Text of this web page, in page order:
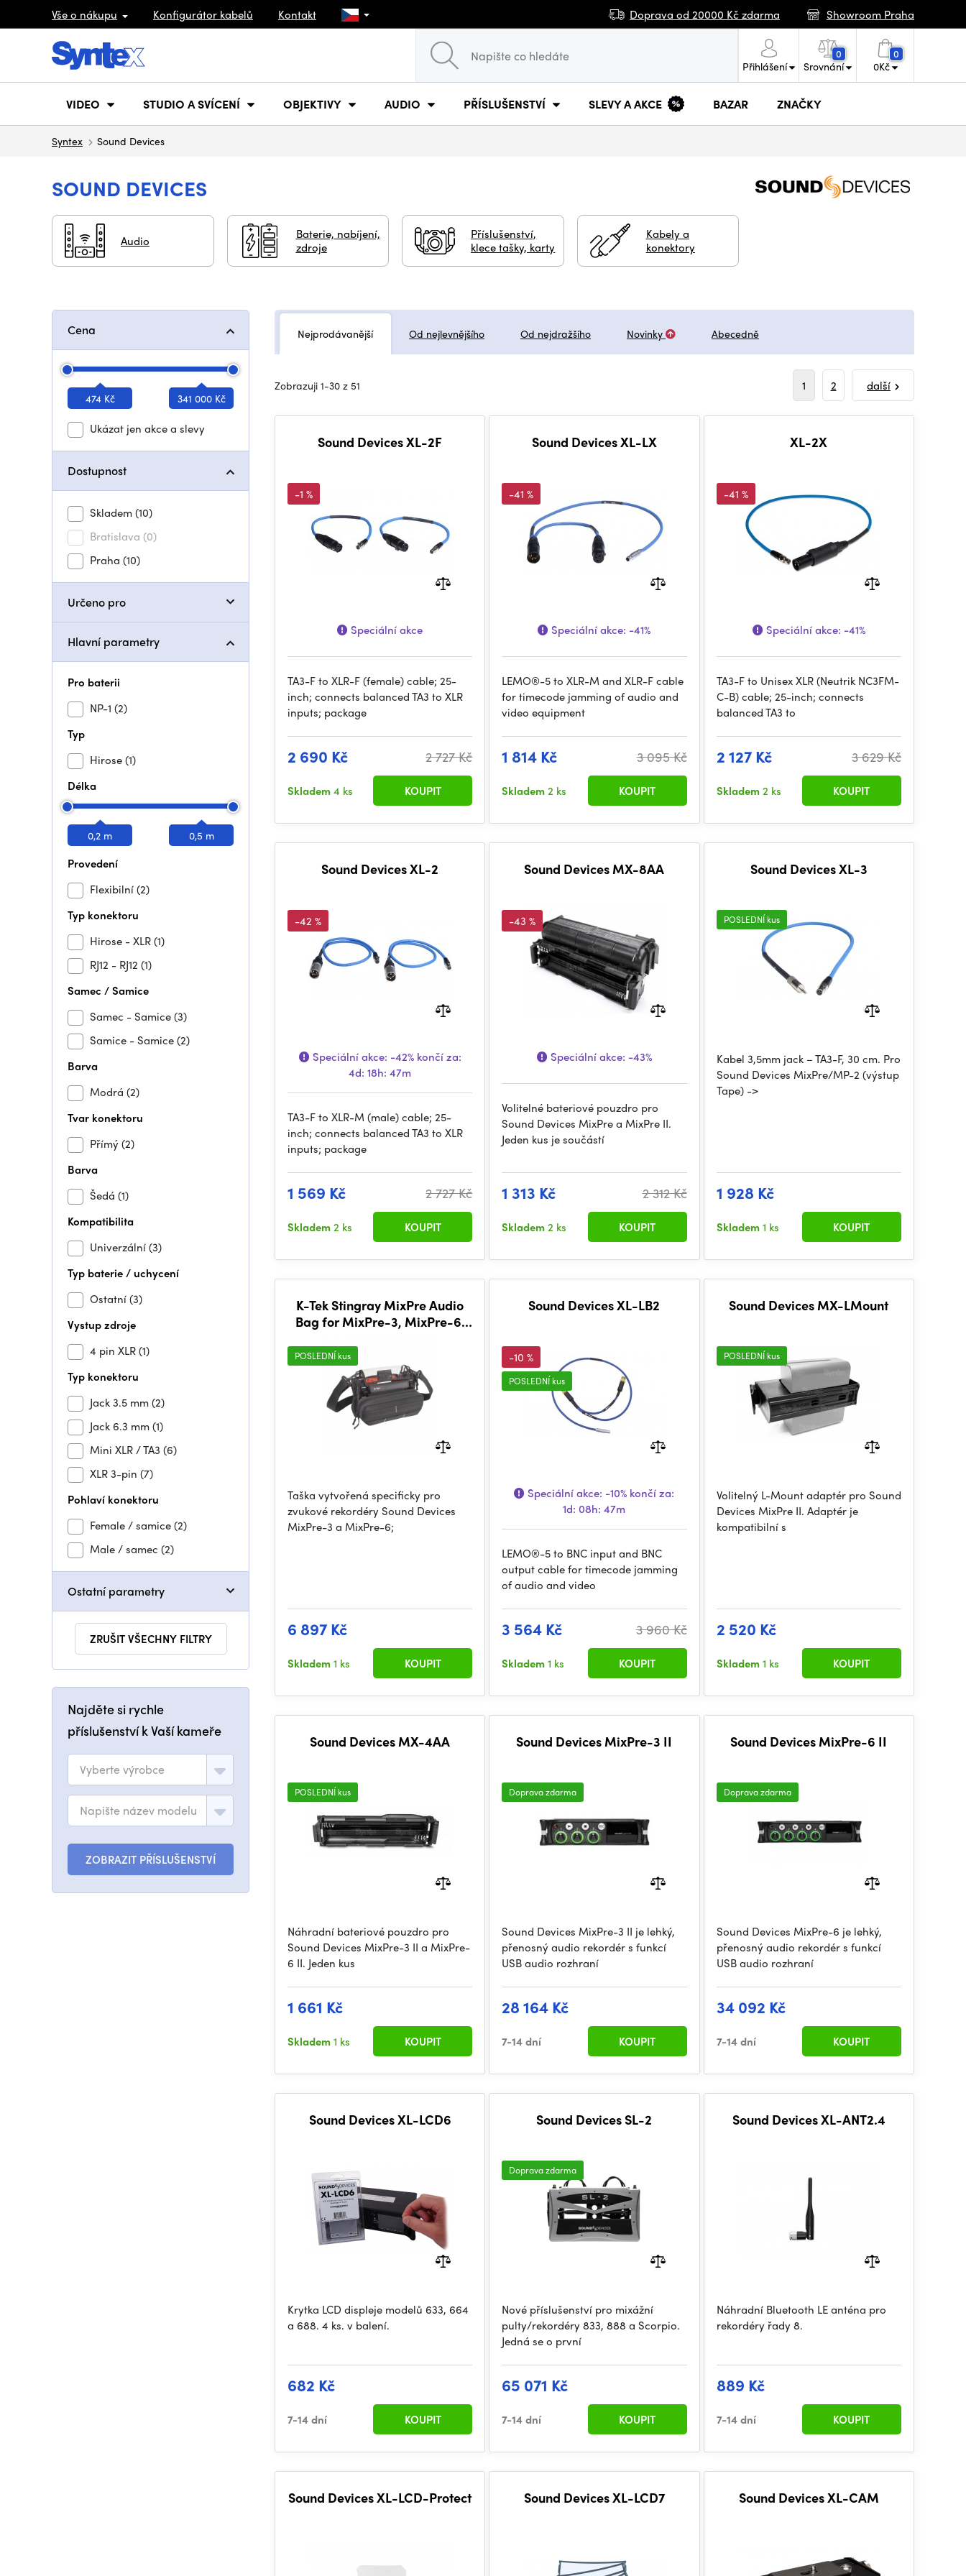
Vše o nákupu Konfigurátor kabelů Kontakt Doprava od 20000 Kč zdarma Showroom Praha
Přihlášení
0
Srovnání
0
0Kč
VIDEO STUDIO A SVÍCENÍ OBJEKTIVY AUDIO PŘÍSLUŠENSTVÍ SLEVY A AKCE BAZAR ZNAČKY
Syntex Sound Devices
SOUND DEVICES
Audio
Baterie, nabíjení,
zdroje
Příslušenství,
klece tašky, karty
Kabely a
konektory
Cena
474 Kč 341 000 Kč
Ukázat jen akce a slevy
Dostupnost
Skladem(10)
Bratislava (0)
Praha (10)
Určeno pro
Hlavní parametry
Pro baterii
NP-1 (2)
Typ
Hirose(1)
Délka
0,2 m 0,5 m
Provedení
Flexibilní(2)
Typ konektoru
Hirose - XLR(1)
RJ12 - RJ12 (1)
Samec / Samice
Samec - Samice(3)
Samice - Samice(2)
Barva
Modrá (2)
Tvar konektoru
Přímý(2)
Barva
Šedá (1)
Kompatibilita
Univerzální(3)
Typ baterie / uchycení
Ostatní(3)
Vystup zdroje
4 pin XLR(1)
Typ konektoru
Jack 3.5 mm(2)
Jack 6.3 mm(1)
Mini XLR / TA3 (6)
XLR 3-pin (7)
Pohlaví konektoru
Female / samice(2)
Male / samec (2)
Ostatní parametry
ZRUŠIT VŠECHNY FILTRY
Najděte si rychle
příslušenství k Vaší kameře
Vyberte výrobce
Napište název modelu
ZOBRAZIT PŘÍSLUŠENSTVÍ
Nejprodávanější Od nejlevnějšího Od nejdražšího Novinky Abecedně
Zobrazuji 1-30 z 51 1 2 další
Sound Devices XL-2F
-1 %
Speciální akce
TA3-F to XLR-F (female) cable; 25-
inch; connects balanced TA3 to XLR
inputs; package
2 690 Kč 2 727 Kč
Skladem4 ks KOUPIT
Sound Devices XL-LX
-41 %
Speciální akce: -41%
LEMO®-5 to XLR-M and XLR-F cable
for timecode jamming of audio and
video equipment
1 814 Kč 3 095 Kč
Skladem2 ks KOUPIT
XL-2X
-41 %
Speciální akce: -41%
TA3-F to Unisex XLR (Neutrik NC3FM-
C-B) cable; 25-inch; connects
balanced TA3 to
2 127 Kč 3 629 Kč
Skladem2 ks KOUPIT
Sound Devices XL-2
-42 %
Speciální akce: -42%končí za:
4d: 18h: 47m
TA3-F to XLR-M (male) cable; 25-
inch; connects balanced TA3 to XLR
inputs; package
1 569 Kč 2 727 Kč
Skladem2 ks KOUPIT
Sound Devices MX-8AA
-43 %
Speciální akce: -43%
Volitelné bateriové pouzdro pro
Sound Devices MixPre a MixPre II.
Jeden kus je součástí
1 313 Kč 2 312 Kč
Skladem2 ks KOUPIT
Sound Devices XL-3
POSLEDNÍ kus
Kabel 3,5mm jack – TA3-F, 30 cm. Pro
Sound Devices MixPre/MP-2 (výstup
Tape) ->
1 928 Kč
Skladem1 ks KOUPIT
K-Tek Stingray MixPre Audio
Bag for MixPre-3, MixPre-6,
POSLEDNÍ kus
Taška vytvořená specificky pro
zvukové rekordéry Sound Devices
MixPre-3 a MixPre-6;
6 897 Kč
Skladem1 ks KOUPIT
Sound Devices XL-LB2
-10 %
POSLEDNÍ kus
Speciální akce: -10% končí za:
1d: 08h: 47m
LEMO®-5 to BNC input and BNC
output cable for timecode jamming
of audio and video
3 564 Kč 3 960 Kč
Skladem1 ks KOUPIT
Sound Devices MX-LMount
POSLEDNÍ kus
Volitelný L-Mount adaptér pro Sound
Devices MixPre II. Adaptér je
kompatibilní s
2 520 Kč
Skladem1 ks KOUPIT
Sound Devices MX-4AA
POSLEDNÍ kus
Náhradní bateriové pouzdro pro
Sound Devices MixPre-3 II a MixPre-
6 II. Jeden kus
1 661 Kč
Skladem1 ks KOUPIT
Sound Devices MixPre-3 II
Doprava zdarma
Sound Devices MixPre-3 II je lehký,
přenosný audio rekordér s funkcí
USB audio rozhraní
28 164 Kč
7-14 dní KOUPIT
Sound Devices MixPre-6 II
Doprava zdarma
Sound Devices MixPre-6 je lehký,
přenosný audio rekordér s funkcí
USB audio rozhraní
34 092 Kč
7-14 dní KOUPIT
Sound Devices XL-LCD6
Krytka LCD displeje modelů 633, 664
a 688. 4 ks. v balení.
682 Kč
7-14 dní KOUPIT
Sound Devices SL-2
Doprava zdarma
Nové příslušenství pro mixážní
pulty/rekordéry 833, 888 a Scorpio.
Jedná se o první
65 071 Kč
7-14 dní KOUPIT
Sound Devices XL-ANT2.4
Náhradní Bluetooth LE anténa pro
rekordéry řady 8.
889 Kč
7-14 dní KOUPIT
Sound Devices XL-LCD-Protect Sound Devices XL-LCD7 Sound Devices XL-CAM